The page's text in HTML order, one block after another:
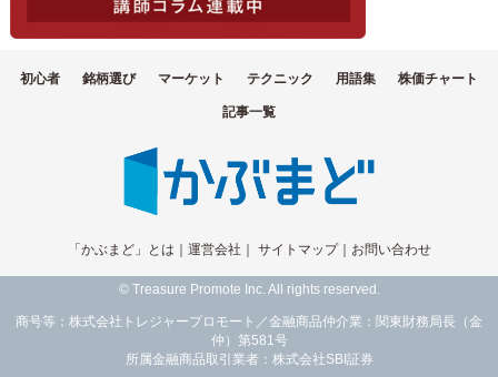
初心者 銘柄選び マーケット テクニック 用語集 株価チャート
記事一覧
「かぶまど」とは ｜ 運営会社 ｜ サイトマップ｜ お問い合わせ
© Treasure Promote Inc. All rights reserved.
商号等：株式会社トレジャープロモート／金融商品仲介業：関東財務局長（金
仲）第581号
所属金融商品取引業者：株式会社SBI証券